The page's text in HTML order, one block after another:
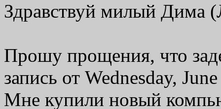
Здравствуй милый Дима
Прошу прощения, что
запись от Wednesday,
Мне купили новый